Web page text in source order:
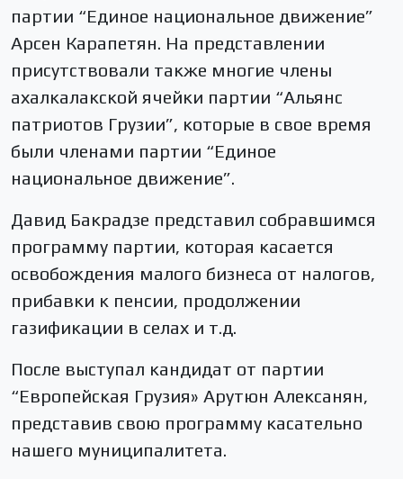
партии “Единое национальное движение”
Арсен Карапетян. На представлении
присутствовали также многие члены
ахалкалакской ячейки партии “Альянс
патриотов Грузии”, которые в свое время
были членами партии “Единое
национальное движение”.
Давид Бакрадзе представил собравшимся
программу партии, которая касается
освобождения малого бизнеса от налогов,
прибавки к пенсии, продолжении
газификации в селах и т.д.
После выступал кандидат от партии
“Европейская Грузия» Арутюн Алексанян,
представив свою программу касательно
нашего муниципалитета.